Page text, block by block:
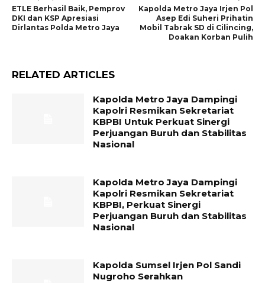
ETLE Berhasil Baik, Pemprov
DKI dan KSP Apresiasi
Dirlantas Polda Metro Jaya
Kapolda Metro Jaya Irjen Pol
Asep Edi Suheri Prihatin
Mobil Tabrak SD di Cilincing,
Doakan Korban Pulih
RELATED ARTICLES
Kapolda Metro Jaya Dampingi
Kapolri Resmikan Sekretariat
KBPBI Untuk Perkuat Sinergi
Perjuangan Buruh dan Stabilitas
Nasional
Kapolda Metro Jaya Dampingi
Kapolri Resmikan Sekretariat
KBPBI, Perkuat Sinergi
Perjuangan Buruh dan Stabilitas
Nasional
Kapolda Sumsel Irjen Pol Sandi
Nugroho Serahkan